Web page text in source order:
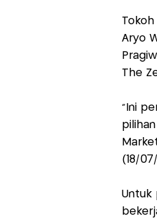
Aryo
The
"Ini
(18/07/
Untuk